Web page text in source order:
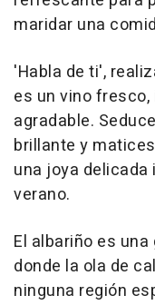
maridar una
'Habla de ti',
es un vino
agradable.
brillante y
una joya
verano.
El albariño es
donde la ola de
ninguna región